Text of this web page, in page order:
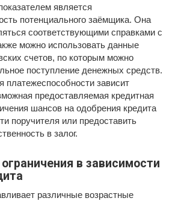
является
потенциального заёмщика. Она
соответствующими справками с
можно использовать данные
счетов, по которым можно
поступление денежных средств.
платежеспособности зависит
предоставляемая кредитная
шансов на одобрения кредита
поручителя или предоставить
в залог.
в зависимости
различные возрастные